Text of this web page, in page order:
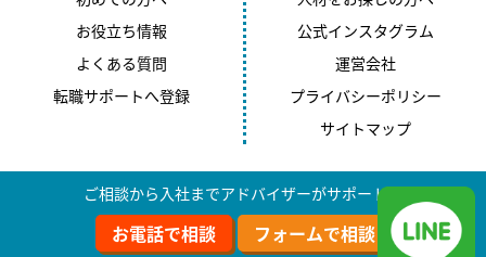
お役立ち情報
よくある質問
転職サポートへ登録
公式インスタグラム
運営会社
プライバシーポリシー
サイトマップ
ご相談から入社までアドバイザーがサポート！
お電話で相談 フォームで相談